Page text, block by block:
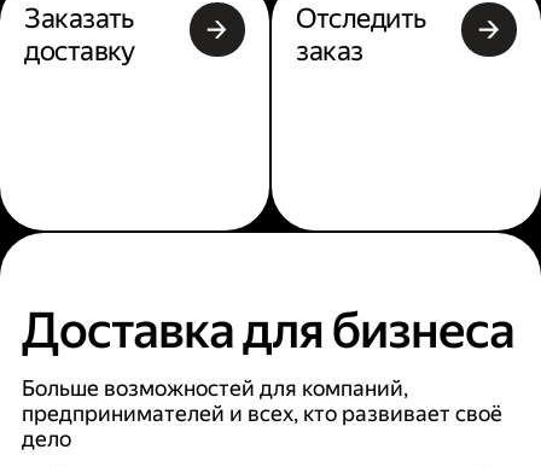
Заказать
доставку
Отследить
заказ
Доставка для бизнеса
Больше возможностей для компаний,
предпринимателей и всех, кто развивает своё
дело